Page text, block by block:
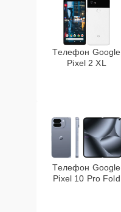
Телефон Google
Pixel 2 XL
Телефон Google
Pixel 10 Pro Fold